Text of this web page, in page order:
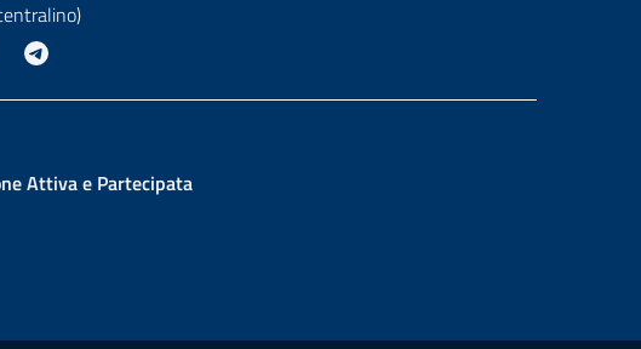
YouTube
Attiva e Partecipata